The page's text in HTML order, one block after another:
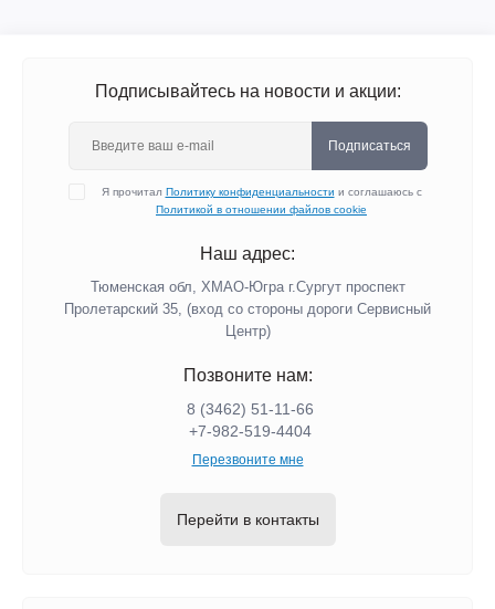
Подписывайтесь на новости и акции:
Подписаться
Я прочитал Политику конфиденциальности и соглашаюсь с
Политикой в отношении файлов cookie
Наш адрес:
Тюменская обл, ХМАО-Югра г.Сургут проспект
Пролетарский 35, (вход со стороны дороги Сервисный
Центр)
Позвоните нам:
8 (3462) 51-11-66
+7-982-519-4404
Перезвоните мне
Перейти в контакты